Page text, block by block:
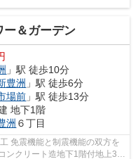
＆ガーデン
」駅 徒歩10分
豊洲 」駅 徒歩6分
場前 」駅 徒歩13分
地下1階
洲 ６丁目